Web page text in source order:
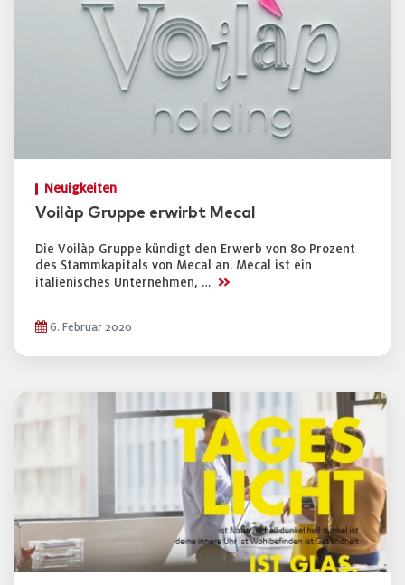
Neuigkeiten
Voilàp Gruppe erwirbt Mecal
Die Voilàp Gruppe kündigt den Erwerb von 80 Prozent
des Stammkapitals von Mecal an. Mecal ist ein
italienisches Unternehmen, … >>
6. Februar 2020